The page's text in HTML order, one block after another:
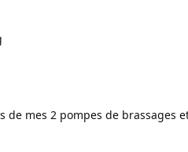
de mes 2 pompes de brassages